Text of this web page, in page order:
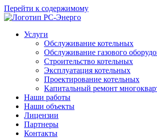
Перейти к содержимому
Услуги
Обслуживание котельных
Обслуживание газового
Строительство котельных
Эксплуатация котельных
Проектирование котельных
Капитальный ремонт
Наши работы
Наши объекты
Лицензии
Партнеры
Контакты